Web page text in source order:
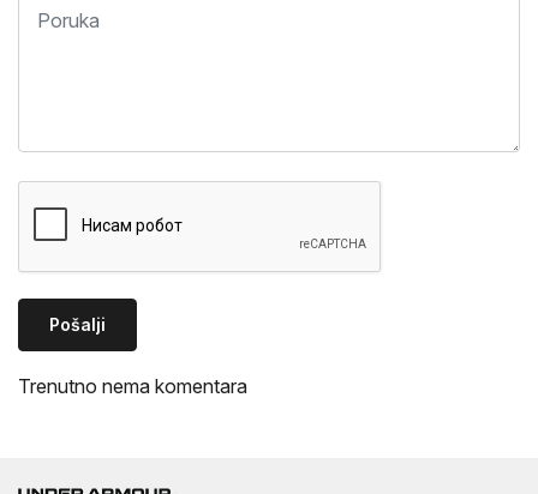
Pošalji
Trenutno nema komentara